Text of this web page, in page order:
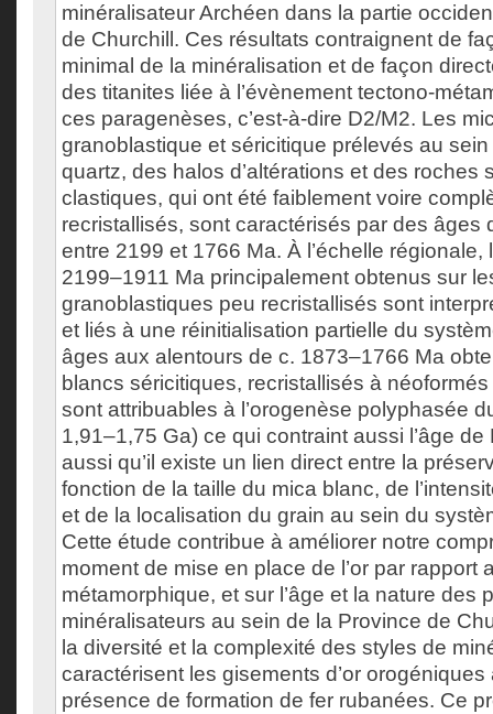
minéralisateur Archéen dans la partie
de Churchill. Ces résultats contraignent de
minimal de la minéralisation et de façon
des titanites liée à l’évènement tectono-
ces paragenèses, c’est-à-dire D2/M2. Les
granoblastique et séricitique prélevés au
quartz, des halos d’altérations et des roches
clastiques, qui ont été faiblement voire
recristallisés, sont caractérisés par des âges
entre 2199 et 1766 Ma. À l’échelle régionale,
2199–1911 Ma principalement obtenus sur
granoblastiques peu recristallisés sont
et liés à une réinitialisation partielle du
âges aux alentours de c. 1873–1766 Ma
blancs séricitiques, recristallisés à
sont attribuables à l’orogenèse polyphasée
1,91–1,75 Ga) ce qui contraint aussi l’âge
aussi qu’il existe un lien direct entre la
fonction de la taille du mica blanc, de
et de la localisation du grain au sein du
Cette étude contribue à améliorer notre
moment de mise en place de l’or par rapport
métamorphique, et sur l’âge et la nature des
minéralisateurs au sein de la Province de
la diversité et la complexité des styles de
caractérisent les gisements d’or
présence de formation de fer rubanées. Ce